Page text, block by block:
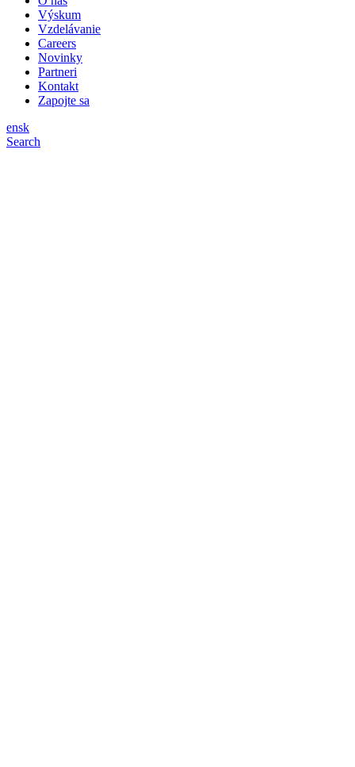
Výskum
Vzdelávanie
Careers
Novinky
Partneri
Kontakt
Zapojte sa
ensk
Search